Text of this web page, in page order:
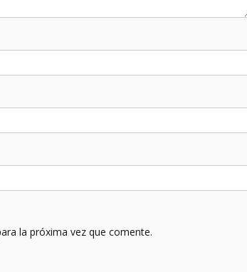
la próxima vez que comente.